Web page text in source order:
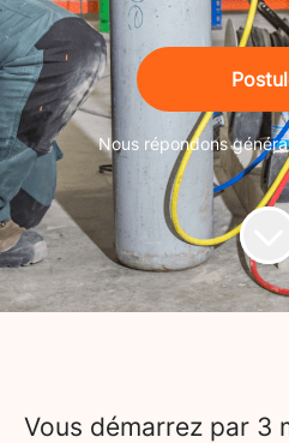
Nous répondons
Vous démarrez par 3